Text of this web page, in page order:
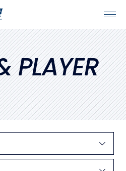
PLAYER